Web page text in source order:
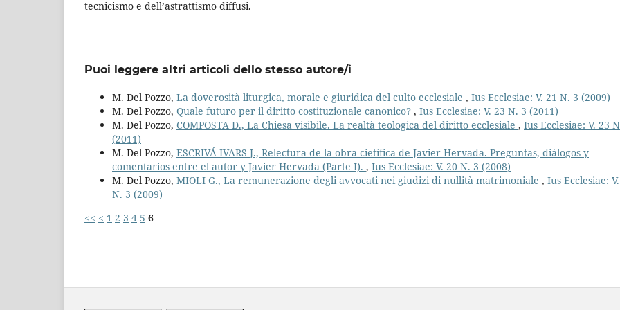
tecnicismo e dell’astrattismo diffusi.
Puoi leggere altri articoli dello stesso autore/i
M. Del Pozzo, La doverosità liturgica, morale e giuridica del culto ecclesiale , Ius Ecclesiae: V. 21 N. 3 (2009)
M. Del Pozzo, Quale futuro per il diritto costituzionale canonico? , Ius Ecclesiae: V. 23 N. 3 (2011)
M. Del Pozzo, COMPOSTA D., La Chiesa visibile. La realtà teologica del diritto ecclesiale , Ius Ecclesiae: V. 23
(2011)
M. Del Pozzo, ESCRIVÁ IVARS J., Relectura de la obra cietífica de Javier Hervada. Preguntas, diálogos y
comentarios entre el autor y Javier Hervada (Parte I). , Ius Ecclesiae: V. 20 N. 3 (2008)
M. Del Pozzo, MIOLI G., La remunerazione degli avvocati nei giudizi di nullità matrimoniale , Ius Ecclesiae:
N. 3 (2009)
<< < 1 2 3 4 5 6